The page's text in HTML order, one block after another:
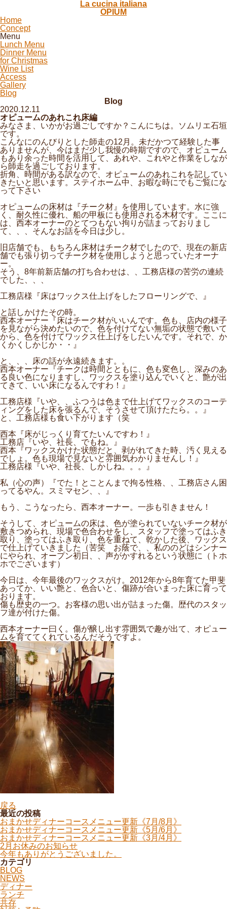
La cucina italiana
OPIUM
Home
Concept
Menu
Lunch Menu
Dinner Menu
for Christmas
Wine List
Access
Gallery
Blog
Blog
2020.12.11
オピュームのあれこれ床編
みなさま、いかがお過ごしですか？こんにちは。ソムリエ石垣
です。
こんなにのんびりとした師走の12月。未だかつて経験した事
ありませんが、今はまだ少し我慢の時期ですので、オピューム
もあり余った時間を活用して、あれや、これやと作業をしなが
ら師走を過ごしております。
折角、時間がある訳なので、オピュームのあれこれを記してい
きたいと思います。ステイホーム中、お暇な時にでもご覧にな
って下さい
オピュームの床材は『チーク材』を使用しています。水に強
く、耐久性に優れ、船の甲板にも使用される木材です。ここに
は、西本オーナーのとてつもない拘りが詰まっておりまし
て、、、そんなお話を今日は少し。
旧店舗でも、もちろん床材はチーク材でしたので、現在の新店
舗でも張り切ってチーク材を使用しようと思っていたオーナ
ー。
そう、8年前新店舗の打ち合わせは、、工務店様の苦労の連続
でした、、、
工務店様『床はワックス仕上げをしたフローリングで、』
と話しかけたその時。
西本オーナー『床はチーク材がいいんです。色も、店内の様子
を見ながら決めたいので、色を付けてない無垢の状態で敷いて
から、色を付けてワックス仕上げをしたいんです。それで、か
くかくしかじか・・』
と、、、床の話が永遠続きます。。
西本オーナー『チークは時間とともに、色も変色し、深みのあ
る良い色になりますし、ワックスを塗り込んでいくと、艶が出
てきて、いい床になるんですわ！』
工務店様『いや、、ふつうは色まで仕上げてワックスのコーテ
ィングをした床を張るんで、そうさせて頂けたたら。。』
と、工務店様も食い下がります（笑
西本『床がじっくり育てたいんですわ！』
工務店『いや、社長、でもね。』
西本『ワックスかけた状態だと、剥がれてきた時、汚く見える
でしょ。色も現場で見ないと雰囲気わかりませんし！』
工務店様『いや、社長、しかしね。。。』
私（心の声）『でた！とことんまで拘る性格、、工務店さん困
ってるやん。スミマセン、、』
もう、こうなったら、西本オーナー。一歩も引きません！
そうして、オピュームの床は、色が塗られていないチーク材が
敷きつめられ、現場で色合わせをし、スタッフで塗ってはふき
取り、塗ってはふき取り、色を重ねて、乾かした後、ワックス
で仕上げていきました（苦笑 お蔭で、、私ののどはシンナー
にやられ、オープン初日、、声がかすれるという状態に（トホ
ホでございます）
今日は、今年最後のワックスがけ。2012年から8年育てた甲斐
あってか、いい艶と、色合いと、傷跡が合いまった床に育って
おります。
傷も歴史の一つ。お客様の思い出が詰まった傷。歴代のスタッ
フ達が付けた傷。
西本オーナー曰く。傷が醸し出す雰囲気で趣が出て、オピュー
ムを育ててくれているんだそうですよ。
戻る
最近の投稿
おまかせディナーコースメニュー更新《7月/8月》
おまかせディナーコースメニュー更新《5月/6月》
おまかせディナーコースメニュー更新《3月/4月》
2月お休みのお知らせ
今年もありがとうございました。
カテゴリ
BLOG
NEWS
ディナー
ランチ
共存